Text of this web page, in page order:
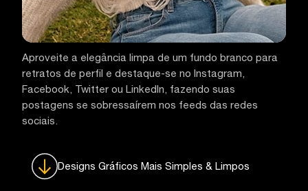
Aproveite a elegância limpa de um fundo branco para
retratos de perfil e destaque-se no Instagram,
Facebook, Twitter ou LinkedIn, fazendo suas
postagens se sobressaírem nos feeds das redes
sociais.
Designs Gráficos Mais Simples & Limpos